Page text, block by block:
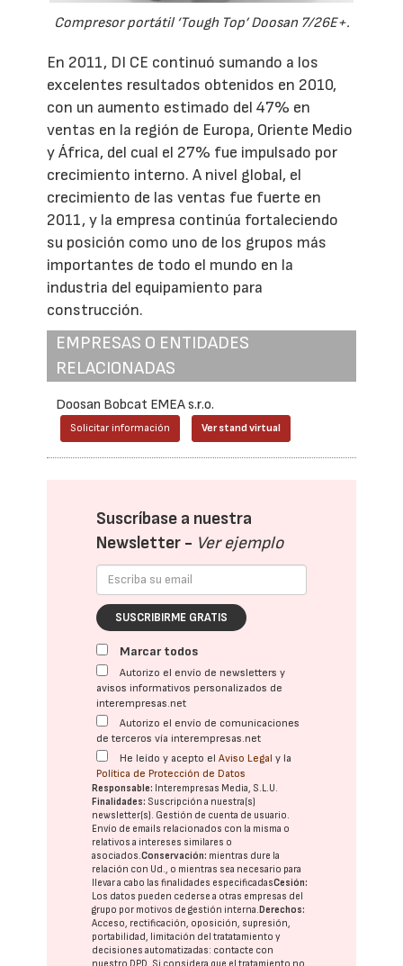
Compresor portátil ‘Tough Top’ Doosan 7/26E+.
En 2011, DI CE continuó sumando a los
excelentes resultados obtenidos en 2010,
con un aumento estimado del 47% en
ventas en la región de Europa, Oriente Medio
y África, del cual el 27% fue impulsado por
crecimiento interno. A nivel global, el
crecimiento de las ventas fue fuerte en
2011, y la empresa continúa fortaleciendo
su posición como uno de los grupos más
importantes de todo el mundo en la
industria del equipamiento para
construcción.
EMPRESAS O ENTIDADES
RELACIONADAS
Doosan Bobcat EMEA s.r.o.
Solicitar información Ver stand virtual
Suscríbase a nuestra
Newsletter - Ver ejemplo
SUSCRIBIRME GRATIS
Marcar todos
Autorizo el envío de newsletters y
avisos informativos personalizados de
interempresas.net
Autorizo el envío de comunicaciones
de terceros vía interempresas.net
He leído y acepto elAviso Legal y la
Política de Protección de Datos
Responsable: Interempresas Media, S.L.U.
Finalidades: Suscripción a nuestra(s)
newsletter(s). Gestión de cuenta de usuario.
Envío de emails relacionados con la misma o
relativos a intereses similares o
asociados.Conservación: mientras dure la
relación con Ud., o mientras sea necesario para
llevar a cabo las finalidades especificadasCesión:
Los datos pueden cederse a otras empresas del
grupo por motivos de gestión interna.Derechos:
Acceso, rectificación, oposición, supresión,
portabilidad, limitación del tratatamiento y
decisiones automatizadas: contacte con
nuestro DPD . Si considera que el tratamiento no